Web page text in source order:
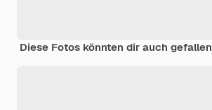
Diese Fotos könnten dir auch gefallen